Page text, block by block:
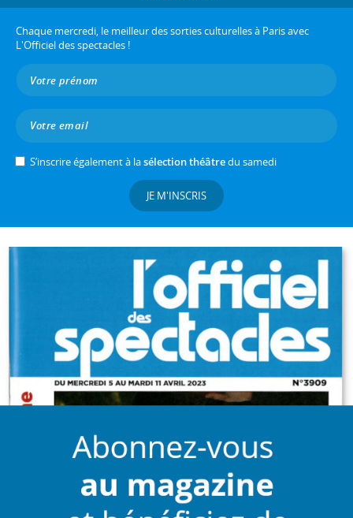
Chaque mercredi, le meilleur des sorties culturelles à Paris avec
L'Officiel des spectacles !
S’inscrire également à lasélection théâtredu samedi
JE M'INSCRIS